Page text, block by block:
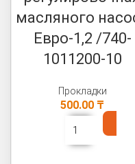
масляного
Евро-1,2 /740-
1011200-10
Прокладки
500.00 ₸